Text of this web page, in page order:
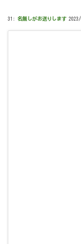
31: 名無しがお送りします